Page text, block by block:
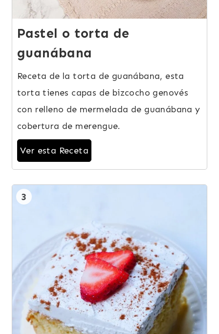
Pastel o torta de
guanábana
Receta de la torta de guanábana, esta
torta tienes capas de bizcocho genovés
con relleno de mermelada de guanábana y
cobertura de merengue.
Ver esta Receta
3